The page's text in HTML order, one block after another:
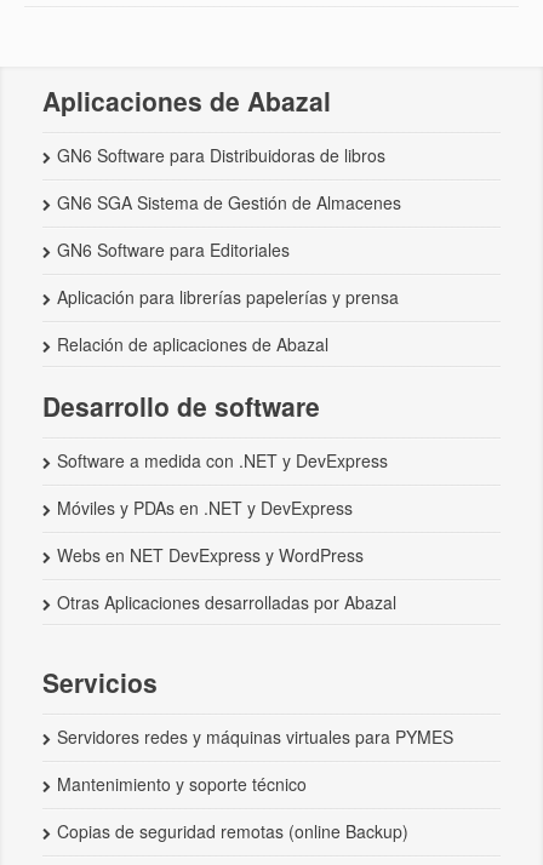
Aplicaciones de Abazal
GN6 Software para Distribuidoras de libros
GN6 SGA Sistema de Gestión de Almacenes
GN6 Software para Editoriales
Aplicación para librerías papelerías y prensa
Relación de aplicaciones de Abazal
Desarrollo de software
Software a medida con .NET y DevExpress
Móviles y PDAs en .NET y DevExpress
Webs en NET DevExpress y WordPress
Otras Aplicaciones desarrolladas por Abazal
Servicios
Servidores redes y máquinas virtuales para PYMES
Mantenimiento y soporte técnico
Copias de seguridad remotas (online Backup)